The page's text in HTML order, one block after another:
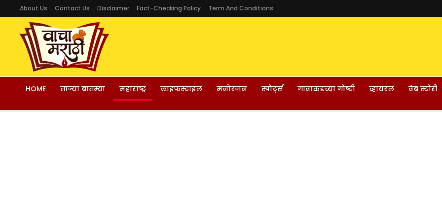
About Us Contact Us Disclaimer Fact-Checking Policy Term And Conditions
HOME ताज्या बातम्या महाराष्ट्र लाइफस्टाइल मनोरंजन स्पोर्ट्स गावाकडच्या गोष्टी व्हायरल वेब स्टोरी